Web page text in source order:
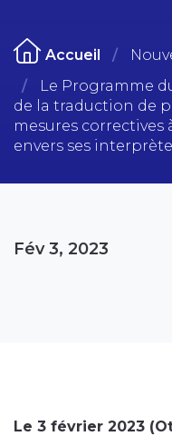
Accueil
Le Programme
de la traduction de
mesures
envers ses
Fév 3, 2023
Le 3 février 2023